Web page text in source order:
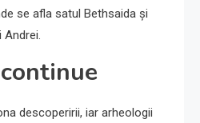
se afla satul Bethsaida și
descoperirii, iar arheologii